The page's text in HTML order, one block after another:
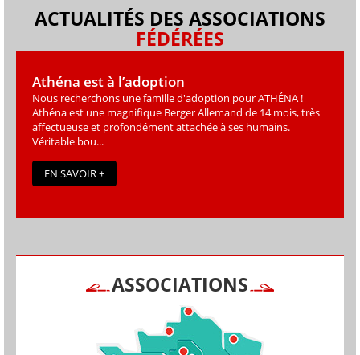
ACTUALITÉS DES ASSOCIATIONS
FÉDÉRÉES
Athéna est à l’adoption
Nous recherchons une famille d'adoption pour ATHÉNA !
Athéna est une magniﬁque Berger Allemand de 14 mois, très
affectueuse et profondément attachée à ses humains.
Véritable bou...
EN SAVOIR +
ASSOCIATIONS